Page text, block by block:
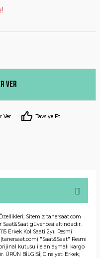
Ver
Ver Tavsiye Et
Özellikleri; Sitemiz tanersaat.com
güvencesi altındadır.
Erkek Kol Saati 2yıl Resmi
"Saat&Saat" Resmi
kutusu ile anlaşmalı kargo
ÜRÜN BİLGİSİ; Cinsiyet: Erkek;